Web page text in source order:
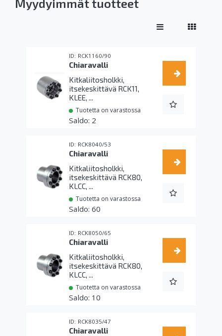
Myydyimmät tuotteet
RCK1160/90
Chiaravalli
Kitkaliitosholkki,
itsekeskittävä RCK11,
KLEE, ...
Tuotetta on varastossa
2
RCK8040/53
Chiaravalli
Kitkaliitosholkki,
itsekeskittävä RCK80,
KLCC, ...
Tuotetta on varastossa
60
RCK8050/65
Chiaravalli
Kitkaliitosholkki,
itsekeskittävä RCK80,
KLCC, ...
Tuotetta on varastossa
10
RCK8035/47
Chiaravalli